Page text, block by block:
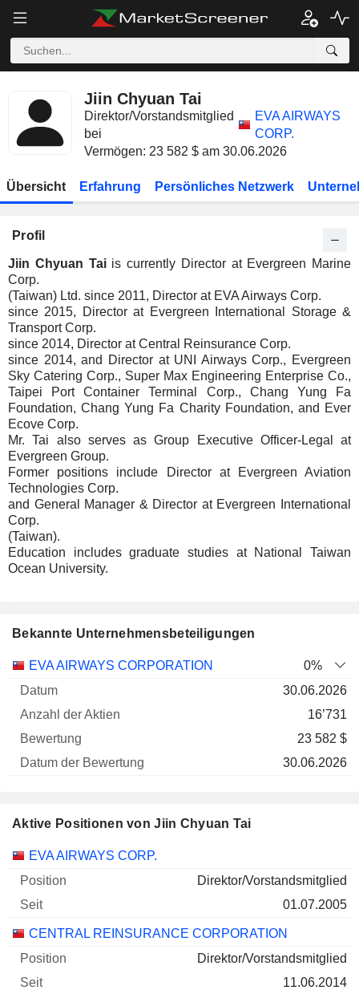
Jiin Chyuan Tai
Direktor/Vorstandsmitglied
bei
EVA AIRWAYS
CORP.
Vermögen: 23 582 $ am 30.06.2026
Übersicht Erfahrung Persönliches Netzwerk
Profil
Jiin Chyuan Taiis currently Director at Evergreen Marine
Corp.
(Taiwan) Ltd. since 2011, Director at EVA Airways Corp.
since 2015, Director at Evergreen International Storage &
Transport Corp.
since 2014, Director at Central Reinsurance Corp.
since 2014, and Director at UNI Airways Corp., Evergreen
Sky Catering Corp., Super Max Engineering Enterprise Co.,
Taipei Port Container Terminal Corp., Chang Yung Fa
Foundation, Chang Yung Fa Charity Foundation, and Ever
Ecove Corp.
Mr. Tai also serves as Group Executive Officer-Legal at
Evergreen Group.
Former positions include Director at Evergreen Aviation
Technologies Corp.
and General Manager & Director at Evergreen International
Corp.
(Taiwan).
Education includes graduate studies at National Taiwan
Ocean University.
Bekannte Unternehmensbeteiligungen
Unternehmen
Anzahl
Bewertung
EVA AIRWAYS CORPORATION
0%
30.06.2026
16’731
23 582 $
30.06.2026
Aktive Positionen von Jiin Chyuan Tai
Unternehmen Position Beginn
EVA AIRWAYS CORP.
Direktor/Vorstandsmitglied
01.07.2005
CENTRAL REINSURANCE CORPORATION
Direktor/Vorstandsmitglied
11.06.2014